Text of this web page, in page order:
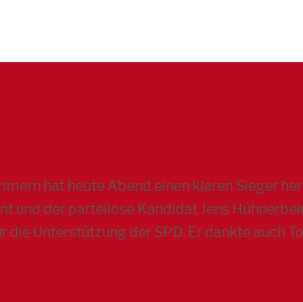
hat heute Abend einen klaren Sieger
und der parteilose Kandidat Jens
die Unterstützung der SPD. Er dankte auch